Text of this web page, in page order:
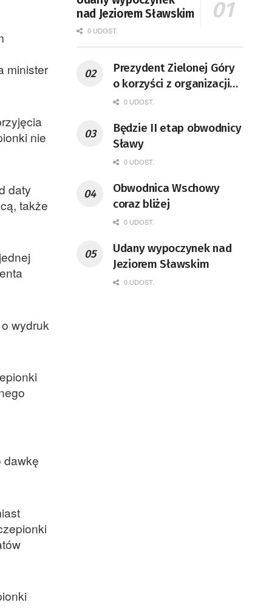
minister
nie
daty
także
wydruk
dawkę
nad Jeziorem Sławskim
0 UDOST.
Prezydent Zielonej Góry
o korzyści z organizacji
mety Tour de Pologne
0 UDOST.
Będzie II etap obwodnicy
Sławy
0 UDOST.
Obwodnica Wschowy
coraz bliżej
0 UDOST.
Udany wypoczynek nad
Jeziorem Sławskim
0 UDOST.